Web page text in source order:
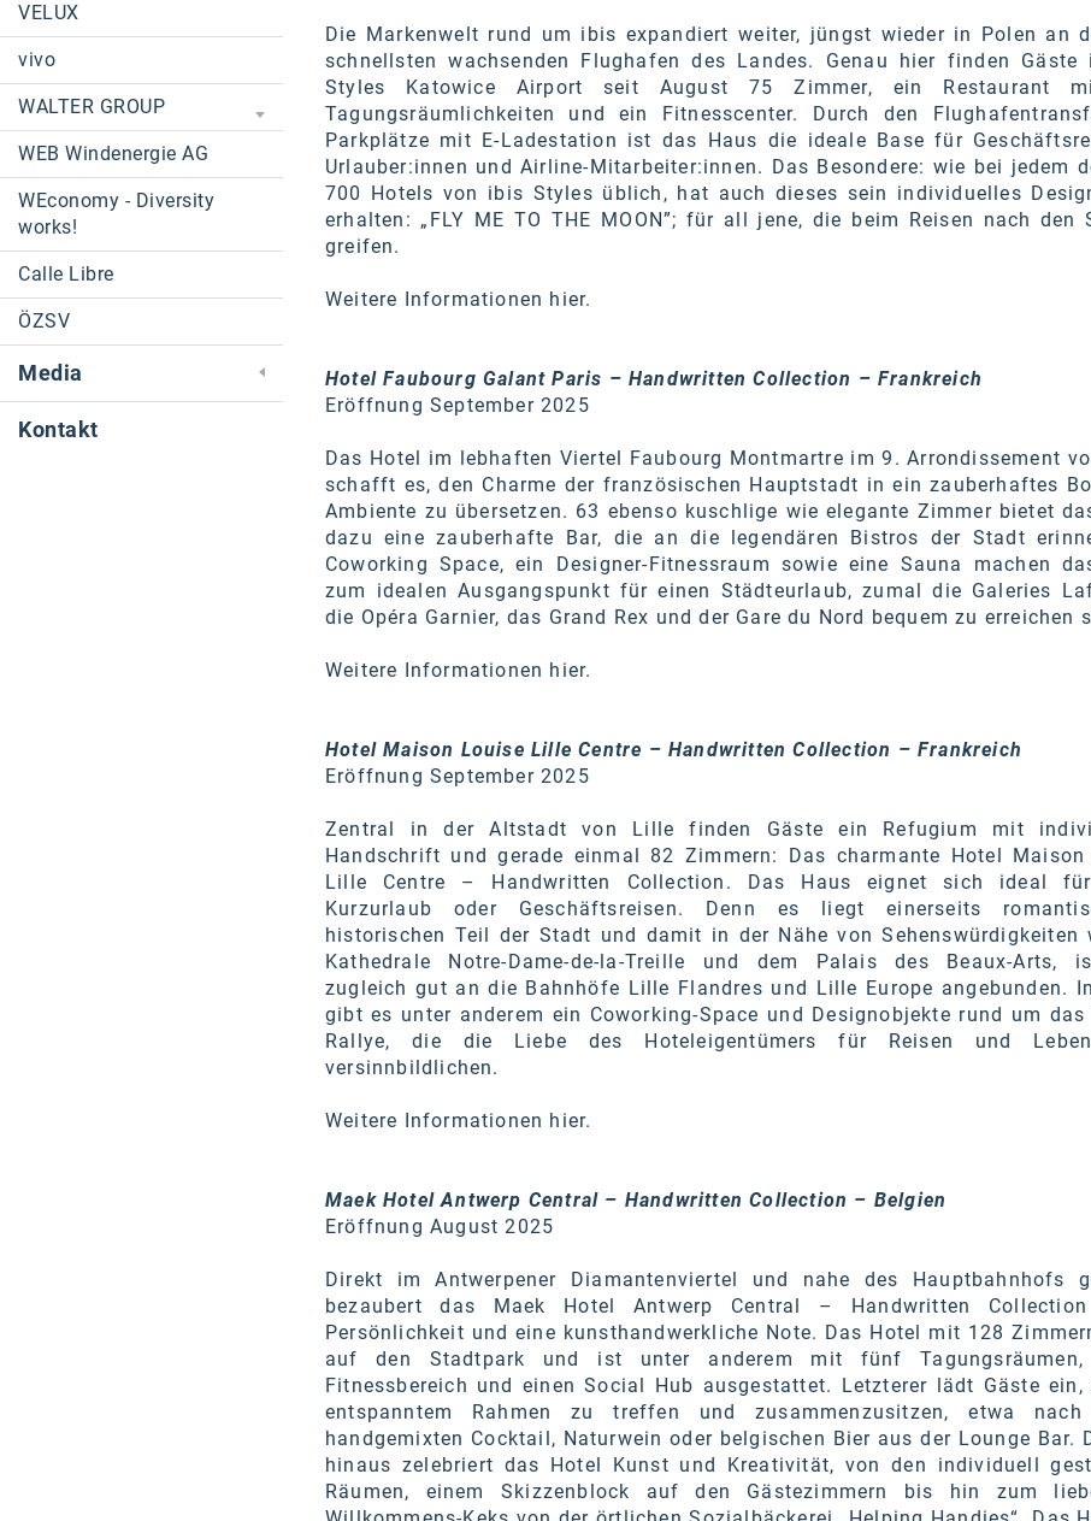
VELUX
vivo
WALTER GROUP
WEB Windenergie AG
WEconomy - Diversity
works!
Calle Libre
ÖZSV
Media
Kontakt
Die Markenwelt rund um ibis expandiert weiter, jüngst wieder in Polen an
schnellsten wachsenden Flughafen des Landes. Genau hier finden Gäste
Styles Katowice Airport seit August 75 Zimmer, ein Restaurant
Tagungsräumlichkeiten und ein Fitnesscenter. Durch den
Parkplätze mit E-Ladestation ist das Haus die ideale Base für
Urlauber:innen und Airline-Mitarbeiter:innen. Das Besondere: wie bei jedem
700 Hotels von ibis Styles üblich, hat auch dieses sein individuelles
erhalten: „FLY ME TO THE MOON”; für all jene, die beim Reisen nach den
greifen.
Weitere Informationen hier.
Hotel Faubourg Galant Paris – Handwritten Collection – Frankreich
Eröffnung September 2025
Das Hotel im lebhaften Viertel Faubourg Montmartre im 9. Arrondissement
schafft es, den Charme der französischen Hauptstadt in ein zauberhaftes
Ambiente zu übersetzen. 63 ebenso kuschlige wie elegante Zimmer bietet
dazu eine zauberhafte Bar, die an die legendären Bistros der Stadt
Coworking Space, ein Designer-Fitnessraum sowie eine Sauna machen
zum idealen Ausgangspunkt für einen Städteurlaub, zumal die Galeries
die Opéra Garnier, das Grand Rex und der Gare du Nord bequem zu erreichen
Weitere Informationen hier.
Hotel Maison Louise Lille Centre – Handwritten Collection – Frankreich
Eröffnung September 2025
Zentral in der Altstadt von Lille finden Gäste ein Refugium mit
Handschrift und gerade einmal 82 Zimmern: Das charmante Hotel Maison
Lille Centre – Handwritten Collection. Das Haus eignet sich ideal
Kurzurlaub oder Geschäftsreisen. Denn es liegt einerseits
historischen Teil der Stadt und damit in der Nähe von Sehenswürdigkeiten
Kathedrale Notre-Dame-de-la-Treille und dem Palais des Beaux-Arts,
zugleich gut an die Bahnhöfe Lille Flandres und Lille Europe angebunden.
gibt es unter anderem ein Coworking-Space und Designobjekte rund um das
Rallye, die die Liebe des Hoteleigentümers für Reisen und
versinnbildlichen.
Weitere Informationen hier.
Maek Hotel Antwerp Central – Handwritten Collection – Belgien
Eröffnung August 2025
Direkt im Antwerpener Diamantenviertel und nahe des Hauptbahnhofs
bezaubert das Maek Hotel Antwerp Central – Handwritten
Persönlichkeit und eine kunsthandwerkliche Note. Das Hotel mit 128
auf den Stadtpark und ist unter anderem mit fünf Tagungsräumen,
Fitnessbereich und einen Social Hub ausgestattet. Letzterer lädt Gäste
entspanntem Rahmen zu treffen und zusammenzusitzen, etwa nach
handgemixten Cocktail, Naturwein oder belgischen Bier aus der Lounge Bar.
hinaus zelebriert das Hotel Kunst und Kreativität, von den individuell
Räumen, einem Skizzenblock auf den Gästezimmern bis hin zum